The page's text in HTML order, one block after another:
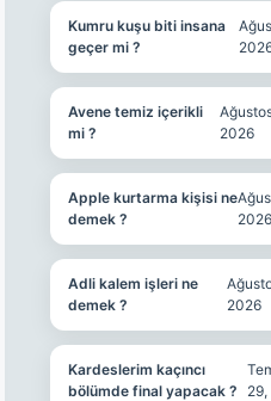
Kumru kuşu biti insana
geçer mi ?
Avene temiz içerikli
mi ?
2026
Apple kurtarma kişisi ne
demek ?
2026
Adli kalem işleri ne
demek ?
2026
Kardeslerim kaçıncı
bölümde final yapacak ?